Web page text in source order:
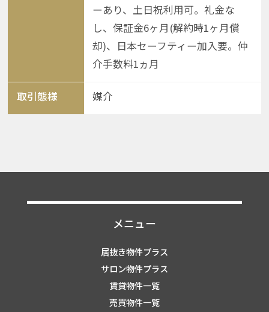
ーあり、土日祝利用可。礼金な
し、保証金6ヶ月(解約時1ヶ月償
却)、日本セーフティー加入要。仲
介手数料1ヵ月
取引態様 媒介
メニュー
居抜き物件プラス
サロン物件プラス
賃貸物件一覧
売買物件一覧